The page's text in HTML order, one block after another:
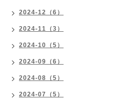
2024-12（6）
2024-11（3）
2024-10（5）
2024-09（6）
2024-08（5）
2024-07（5）